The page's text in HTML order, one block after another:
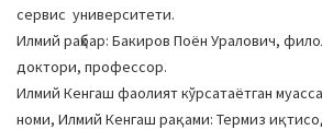
сервис университети.
Илмий раҳбар: Бакиров Поён Уралович,
доктори, профессор.
Илмий Кенгаш фаолият кўрсатаётган
номи, Илмий Кенгаш рақами: Термиз